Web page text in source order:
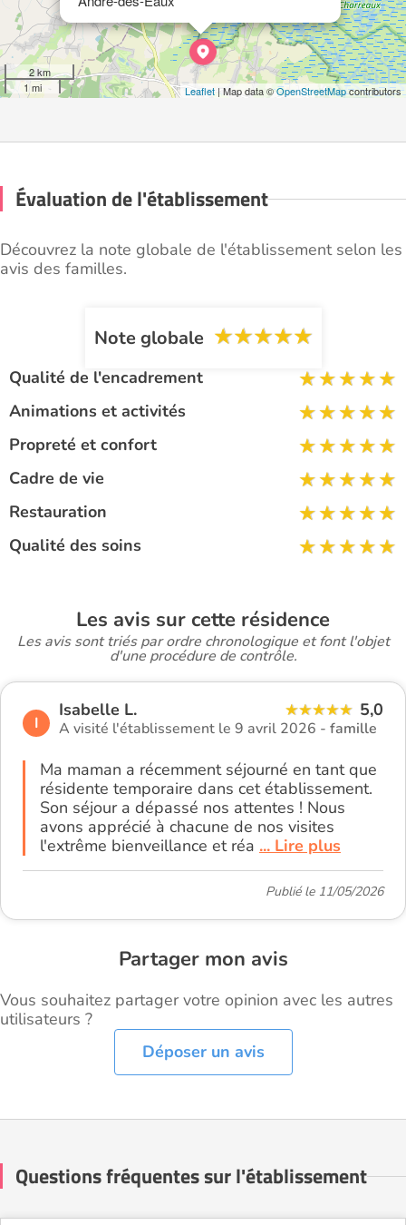
2 km
1 mi
Leaflet | Map data ©OpenStreetMapcontributors
Évaluation de l'établissement
Découvrez la note globale de l'établissement selon les
avis des familles.
Note globale
Qualité de l'encadrement
Animations et activités
Propreté et confort
Cadre de vie
Restauration
Qualité des soins
Les avis sur cette résidence
Les avis sont triés par ordre chronologique et font l'objet
d'une procédure de contrôle.
I
Isabelle L. 5,0
A visité l'établissement le 9 avril 2026 - famille
Ma maman a récemment séjourné en tant que
résidente temporaire dans cet établissement.
Son séjour a dépassé nos attentes ! Nous
avons apprécié à chacune de nos visites
l'extrême bienveillance et réa ... Lire plus
Publié le 11/05/2026
Partager mon avis
Vous souhaitez partager votre opinion avec les autres
utilisateurs ?
Déposer un avis
Questions fréquentes sur l'établissement